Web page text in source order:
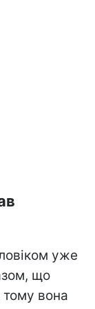
уже
що
вона